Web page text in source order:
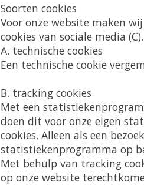
Soorten cookies
Voor onze website maken
cookies van sociale media (C).
A. technische cookies
Een technische cookie
B. tracking cookies
Met een
doen dit voor onze eigen
cookies. Alleen als een
statistiekenprogramma op
Met behulp van tracking
op onze website